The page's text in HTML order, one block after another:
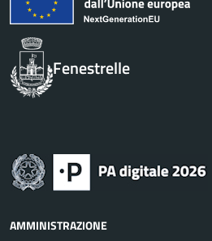
Fenestrelle
AMMINISTRAZIONE